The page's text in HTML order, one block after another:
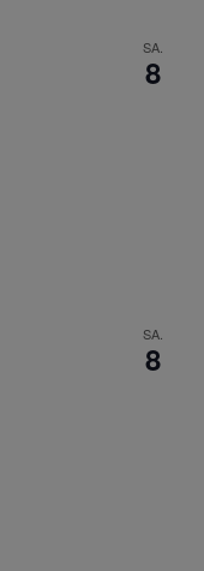
SA.
8
SA.
8